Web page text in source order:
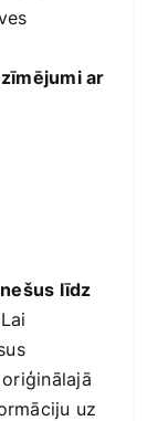
ar
līdz
Lai
uz